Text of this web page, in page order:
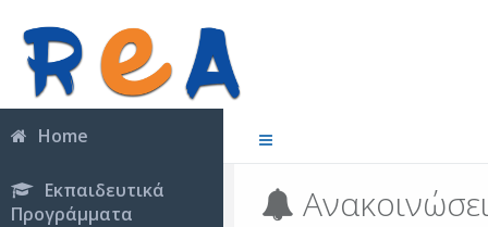
Home
Εκπαιδευτικά
Προγράμματα